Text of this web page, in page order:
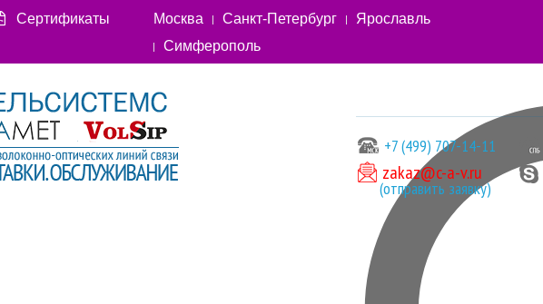
Сертификаты Москва Санкт-Петербург
Ярославль
Симферополь
+7 (499) 707-14-11
zakaz@c-a-v.ru
(отправить заявку)